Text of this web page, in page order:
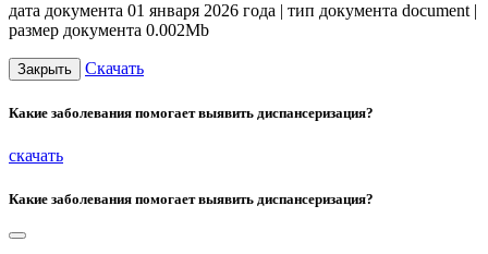
дата документа 01 января 2026 года | тип документа document |
размер документа 0.002Mb
Закрыть Скачать
Какие заболевания помогает выявить диспансеризация?
скачать
Какие заболевания помогает выявить диспансеризация?